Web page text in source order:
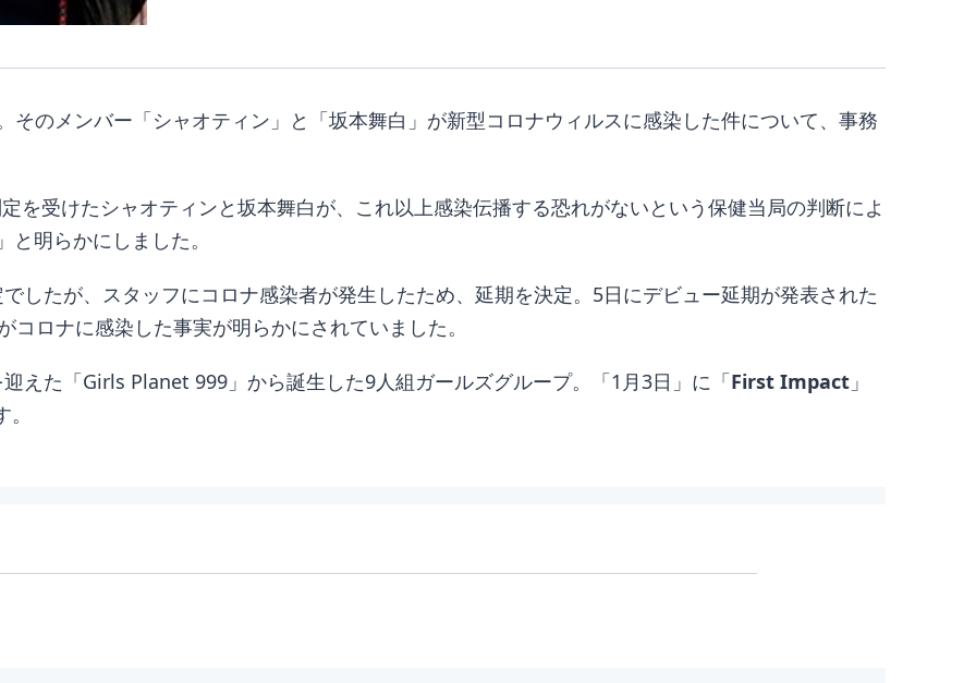
そのメンバー「シャオティン」と「坂本舞白」が新型コロナウィルスに感染した件について、事務
を受けたシャオティンと坂本舞白が、これ以上感染伝播する恐れがないという保健当局の判断によ
明らかにしました。
したが、スタッフにコロナ感染者が発生したため、延期を決定。5日にデビュー延期が発表された
ロナに感染した事実が明らかにされていました。
えた「Girls Planet 999」から誕生した9人組ガールズグループ。「1月3日」に「First Impact 」